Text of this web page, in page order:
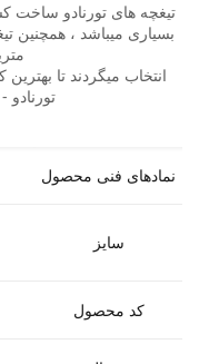
تیغچه های تورنادو ساخت
بسیاری میباشد ، همچنین
انتخاب میگردند تا
نمادهای فنی محصول
سایز
کد محصول